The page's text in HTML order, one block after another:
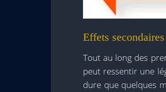
Effets
Tout au long des
peut ressentir une
dure que quelques